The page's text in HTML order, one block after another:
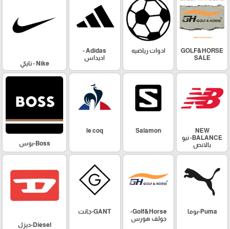
GOLF&HORSE
SALE
ادوات رياضيه
Adidas -
اديداس
Nike - نايكي
NEW
BALANCE- نيو
بالانص
Salamon
le coq
Boss-بوس
Puma-بوما
Golf&Horse-
جولف هورس
GANT-جانت
Diesel-ديزل